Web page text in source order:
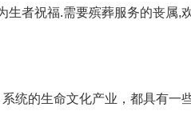
者祝福.需要殡葬服务的丧属,
统的生命文化产业，都具有一